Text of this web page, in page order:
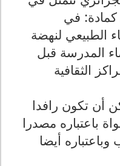
كمادة: في
الطبيعي لنهضة
المدرسة قبل
الثقافية
أن تكون رافدا
باعتباره مصدرا
أيضا